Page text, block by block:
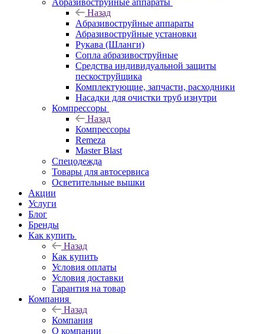
Aбразивоструйные аппараты
Назад
Aбразивоструйные аппараты
Абразивоструйные установки
Рукава (Шланги)
Сопла абразивоструйные
Средства индивидуальной защиты
пескоструйщика
Комплектующие, запчасти, расходники
Насадки для очистки труб изнутри
Компрессоры
Назад
Компрессоры
Remeza
Master Blast
Спецодежда
Товары для автосервиса
Осветительные вышки
Акции
Услуги
Блог
Бренды
Как купить
Назад
Как купить
Условия оплаты
Условия доставки
Гарантия на товар
Компания
Назад
Компания
О компании